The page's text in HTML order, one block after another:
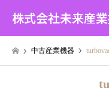
株式会社未来産
中古産業機器